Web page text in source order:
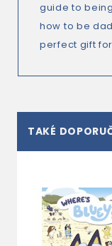
guide to
how to be
perfect gift for
TAKÉ